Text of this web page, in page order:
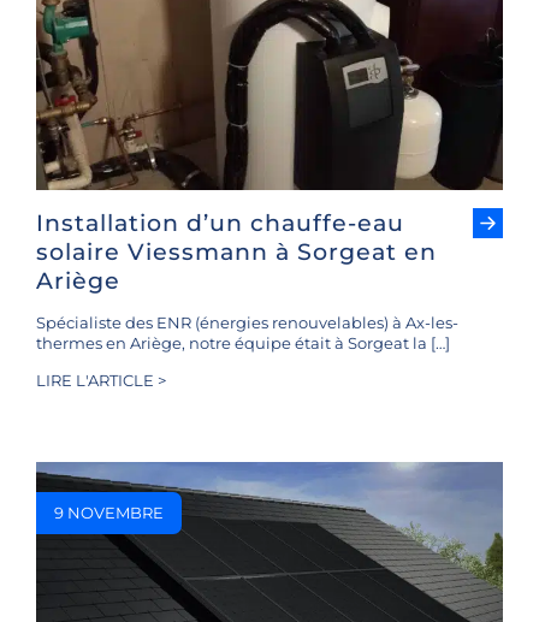
Installation d’un chauffe-eau
solaire Viessmann à Sorgeat en
Ariège
Spécialiste des ENR (énergies renouvelables) à Ax-les-
thermes en Ariège, notre équipe était à Sorgeat la […]
LIRE L'ARTICLE >
9 NOVEMBRE